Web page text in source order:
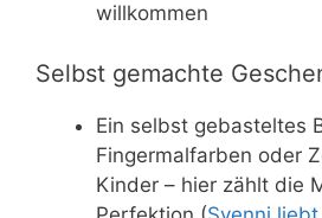
willkommen
Selbst gemachte
Ein selbst gebasteltes
Fingermalfarben oder
Kinder – hier zählt die